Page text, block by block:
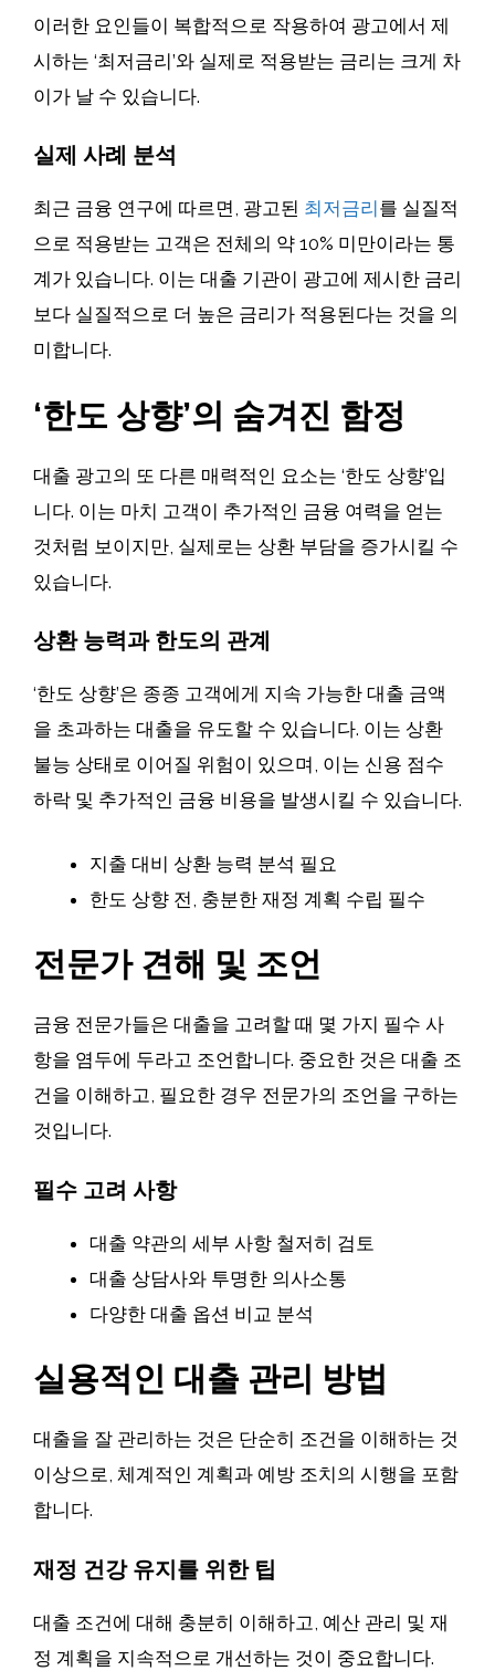
이러한 요인들이 복합적으로 작용하여 광고에서 제
시하는 ‘최저금리’와 실제로 적용받는 금리는 크게 차
이가 날 수 있습니다.
실제 사례 분석
최근 금융 연구에 따르면, 광고된 최저금리 를 실질적
으로 적용받는 고객은 전체의 약 10% 미만이라는 통
계가 있습니다. 이는 대출 기관이 광고에 제시한 금리
보다 실질적으로 더 높은 금리가 적용된다는 것을 의
미합니다.
‘한도 상향’의 숨겨진 함정
대출 광고의 또 다른 매력적인 요소는 ‘한도 상향’입
니다. 이는 마치 고객이 추가적인 금융 여력을 얻는
것처럼 보이지만, 실제로는 상환 부담을 증가시킬 수
있습니다.
상환 능력과 한도의 관계
‘한도 상향’은 종종 고객에게 지속 가능한 대출 금액
을 초과하는 대출을 유도할 수 있습니다. 이는 상환
불능 상태로 이어질 위험이 있으며, 이는 신용 점수
하락 및 추가적인 금융 비용을 발생시킬 수 있습니다.
지출 대비 상환 능력 분석 필요
한도 상향 전, 충분한 재정 계획 수립 필수
전문가 견해 및 조언
금융 전문가들은 대출을 고려할 때 몇 가지 필수 사
항을 염두에 두라고 조언합니다. 중요한 것은 대출 조
건을 이해하고, 필요한 경우 전문가의 조언을 구하는
것입니다.
필수 고려 사항
대출 약관의 세부 사항 철저히 검토
대출 상담사와 투명한 의사소통
다양한 대출 옵션 비교 분석
실용적인 대출 관리 방법
대출을 잘 관리하는 것은 단순히 조건을 이해하는 것
이상으로, 체계적인 계획과 예방 조치의 시행을 포함
합니다.
재정 건강 유지를 위한 팁
대출 조건에 대해 충분히 이해하고, 예산 관리 및 재
정 계획을 지속적으로 개선하는 것이 중요합니다.